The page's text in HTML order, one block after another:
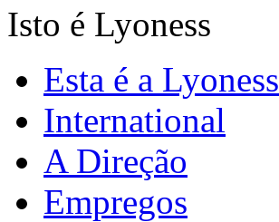
Isto é Lyoness
Esta é a Lyoness
International
A Direção
Empregos